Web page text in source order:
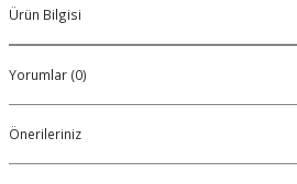
Ürün Bilgisi
Yorumlar (0)
Önerileriniz